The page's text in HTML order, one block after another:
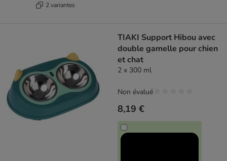
2 variantes
TIAKI Support Hibou avec
double gamelle pour chien
et chat
2 x 300 ml
8,19 €
Non évalué